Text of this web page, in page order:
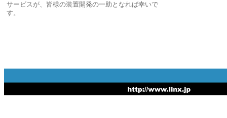
サービスが、皆様の装置開発の一助となれば幸いで
す。